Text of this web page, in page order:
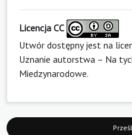
Licencja CC
Utwór dostępny jest na
Uznanie autorstwa – Na
Miedzynarodowe.